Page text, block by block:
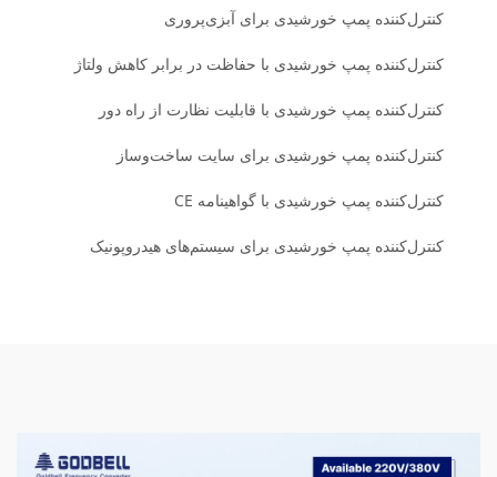
کنترل‌کننده پمپ خورشیدی برای آبزی‌پروری
کنترل‌کننده پمپ خورشیدی با حفاظت در برابر کاهش ولتاژ
کنترل‌کننده پمپ خورشیدی با قابلیت نظارت از راه دور
کنترل‌کننده پمپ خورشیدی برای سایت ساخت‌وساز
کنترل‌کننده پمپ خورشیدی با گواهینامه CE
کنترل‌کننده پمپ خورشیدی برای سیستم‌های هیدروپونیک